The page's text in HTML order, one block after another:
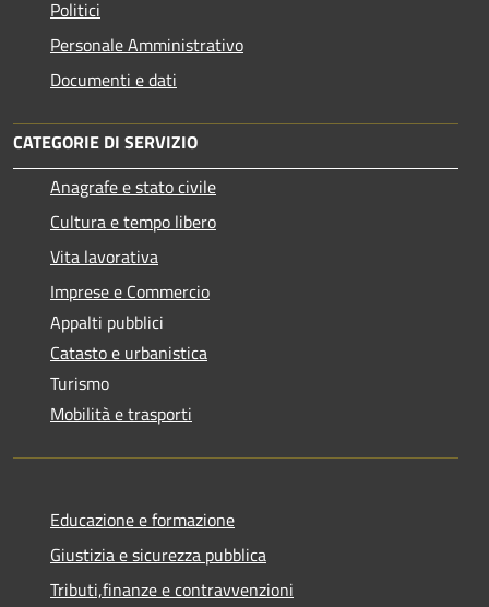
Politici
Personale Amministrativo
Documenti e dati
CATEGORIE DI SERVIZIO
Anagrafe e stato civile
Cultura e tempo libero
Vita lavorativa
Imprese e Commercio
Appalti pubblici
Catasto e urbanistica
Turismo
Mobilità e trasporti
Educazione e formazione
Giustizia e sicurezza pubblica
Tributi,finanze e contravvenzioni